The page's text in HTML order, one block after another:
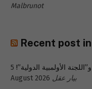
Malbrunot
Recent post
الأولمبية الدولية”! 5
August 2026 بيار عقل